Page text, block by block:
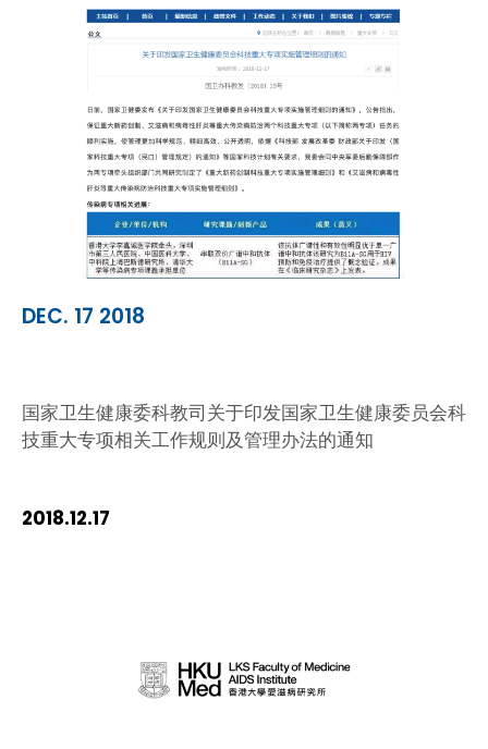
DEC. 17 2018
国家卫生健康委科教司关于印发国家卫生健康委员会科
技重大专项相关工作规则及管理办法的通知
2018.12.17